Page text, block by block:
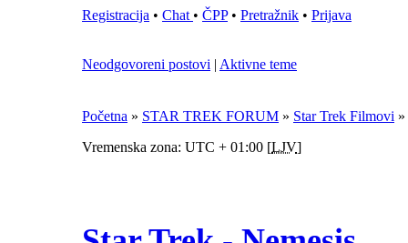
Registracija • Chat • ČPP• Pretražnik • Prijava
Neodgovoreni postovi | Aktivne teme
Početna » STAR TREK FORUM » Star Trek Filmovi »
Vremenska zona: UTC + 01:00 [LJV]